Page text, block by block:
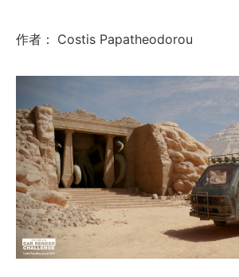
作者： Costis Papatheodorou